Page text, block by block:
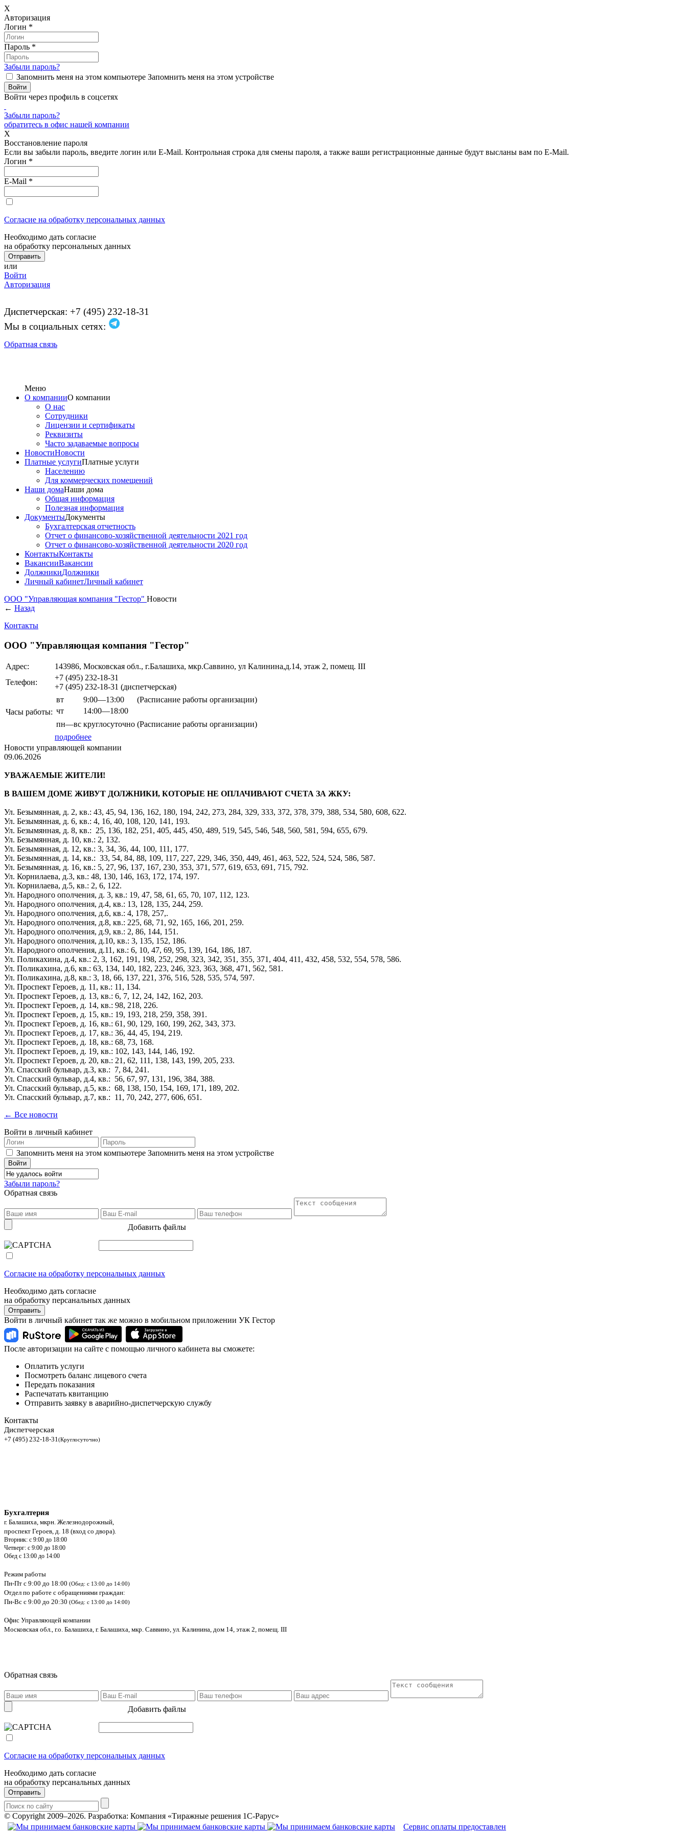
X
Авторизация
Логин *
Пароль *
Забыли пароль?
Запомнить меня на этом компьютере Запомнить меня на этом устройстве
Войти через профиль в соцсетях
Забыли пароль?
обратитесь в офис нашей компании
X
Восстановление пароля
Если вы забыли пароль, введите логин или E-Mail. Контрольная строка для смены пароля, а также ваши регистрационные данные будут высланы вам по E-Mail.
Логин *
E-Mail *
Согласие на обработку персональных данных
Необходимо дать согласие
на обработку персональных данных
или
Войти
Авторизация
Диспетчерская: +7 (495) 232-18-31
Мы в социальных сетях:
Обратная связь
Меню
О компанииО компании
О нас
Сотрудники
Лицензии и сертификаты
Реквизиты
Часто задаваемые вопросы
НовостиНовости
Платные услугиПлатные услуги
Населению
Для коммерческих помещений
Наши домаНаши дома
Общая информация
Полезная информация
ДокументыДокументы
Бухгалтерская отчетность
Отчет о финансово-хозяйственной деятельности 2021 год
Отчет о финансово-хозяйственной деятельности 2020 год
КонтактыКонтакты
ВакансииВакансии
ДолжникиДолжники
Личный кабинетЛичный кабинет
ООО "Управляющая компания "Гестор" Новости
← Назад
Контакты
ООО "Управляющая компания "Гестор"
Адрес:
143986, Московская обл., г.Балашиха, мкр.Саввино, ул Калинина,д.14, этаж 2, помещ. III
Телефон:
+7 (495) 232-18-31
+7 (495) 232-18-31 (диспетчерская)
Часы работы:
вт 9:00—13:00
(Расписание работы организации)
чт
14:00—18:00
пн—вс круглосуточно (Расписание работы организации)
подробнее
Новости управляющей компании
09.06.2026
УВАЖАЕМЫЕ ЖИТЕЛИ!
В ВАШЕМ ДОМЕ ЖИВУТ ДОЛЖНИКИ, КОТОРЫЕ НЕ ОПЛАЧИВАЮТ СЧЕТА ЗА ЖКУ:
Ул. Безымянная, д. 2, кв.: 43, 45, 94, 136, 162, 180, 194, 242, 273, 284, 329, 333, 372, 378, 379, 388, 534, 580, 608, 622.
Ул. Безымянная, д. 6, кв.: 4, 16, 40, 108, 120, 141, 193.
Ул. Безымянная, д. 8, кв.: 25, 136, 182, 251, 405, 445, 450, 489, 519, 545, 546, 548, 560, 581, 594, 655, 679.
Ул. Безымянная, д. 10, кв.: 2, 132.
Ул. Безымянная, д. 12, кв.: 3, 34, 36, 44, 100, 111, 177.
Ул. Безымянная, д. 14, кв.: 33, 54, 84, 88, 109, 117, 227, 229, 346, 350, 449, 461, 463, 522, 524, 524, 586, 587.
Ул. Безымянная, д. 16, кв.: 5, 27, 96, 137, 167, 230, 353, 371, 577, 619, 653, 691, 715, 792.
Ул. Корнилаева, д.3, кв.: 48, 130, 146, 163, 172, 174, 197.
Ул. Корнилаева, д.5, кв.: 2, 6, 122.
Ул. Народного ополчения, д. 3, кв.: 19, 47, 58, 61, 65, 70, 107, 112, 123.
Ул. Народного ополчения, д.4, кв.: 13, 128, 135, 244, 259.
Ул. Народного ополчения, д.6, кв.: 4, 178, 257,.
Ул. Народного ополчения, д.8, кв.: 225, 68, 71, 92, 165, 166, 201, 259.
Ул. Народного ополчения, д.9, кв.: 2, 86, 144, 151.
Ул. Народного ополчения, д.10, кв.: 3, 135, 152, 186.
Ул. Народного ополчения, д.11, кв.: 6, 10, 47, 69, 95, 139, 164, 186, 187.
Ул. Поликахина, д.4, кв.: 2, 3, 162, 191, 198, 252, 298, 323, 342, 351, 355, 371, 404, 411, 432, 458, 532, 554, 578, 586.
Ул. Поликахина, д.6, кв.: 63, 134, 140, 182, 223, 246, 323, 363, 368, 471, 562, 581.
Ул. Поликахина, д.8, кв.: 3, 18, 66, 137, 221, 376, 516, 528, 535, 574, 597.
Ул. Проспект Героев, д. 11, кв.: 11, 134.
Ул. Проспект Героев, д. 13, кв.: 6, 7, 12, 24, 142, 162, 203.
Ул. Проспект Героев, д. 14, кв.: 98, 218, 226.
Ул. Проспект Героев, д. 15, кв.: 19, 193, 218, 259, 358, 391.
Ул. Проспект Героев, д. 16, кв.: 61, 90, 129, 160, 199, 262, 343, 373.
Ул. Проспект Героев, д. 17, кв.: 36, 44, 45, 194, 219.
Ул. Проспект Героев, д. 18, кв.: 68, 73, 168.
Ул. Проспект Героев, д. 19, кв.: 102, 143, 144, 146, 192.
Ул. Проспект Героев, д. 20, кв.: 21, 62, 111, 138, 143, 199, 205, 233.
Ул. Спасский бульвар, д.3, кв.: 7, 84, 241.
Ул. Спасский бульвар, д.4, кв.: 56, 67, 97, 131, 196, 384, 388.
Ул. Спасский бульвар, д.5, кв.: 68, 138, 150, 154, 169, 171, 189, 202.
Ул. Спасский бульвар, д.7, кв.: 11, 70, 242, 277, 606, 651.
← Все новости
Войти в личный кабинет
Запомнить меня на этом компьютере Запомнить меня на этом устройстве
Забыли пароль?
Обратная связь
Добавить файлы
Согласие на обработку персональных данных
Необходимо дать согласие
на обработку персанальных данных
Отправить
Войти в личный кабинет так же можно в мобильном приложении УК Гестор
После авторизации на сайте с помощью личного кабинета вы сможете:
Оплатить услуги
Посмотреть баланс лицевого счета
Передать показания
Распечатать квитанцию
Отправить заявку в аварийно-диспетчерскую службу
Контакты
Диспетчерская
+7 (495) 232-18-31(Круглосуточно)
Бухгалтерия
г. Балашиха, мкрн. Железнодорожный,
проспект Героев, д. 18 (вход со двора).
Вторник: с 9:00 до 18:00
Четверг: с 9:00 до 18:00
Обед с 13:00 до 14:00
Режим работы
Пн-Пт с 9:00 до 18:00 (Обед: с 13:00 до 14:00)
Отдел по работе с обращениями граждан:
Пн-Вс с 9:00 до 20:30 (Обед: с 13:00 до 14:00)
Офис Управляющей компании
Московская обл., г.о. Балашиха, г. Балашиха, мкр. Саввино, ул. Калинина, дом 14, этаж 2, помещ. III
Обратная связь
Добавить файлы
Согласие на обработку персональных данных
Необходимо дать согласие
на обработку персанальных данных
Отправить
© Copyright 2009–2026. Разработка: Компания «Тиражные решения 1С-Рарус»
Сервис оплаты предоставлен